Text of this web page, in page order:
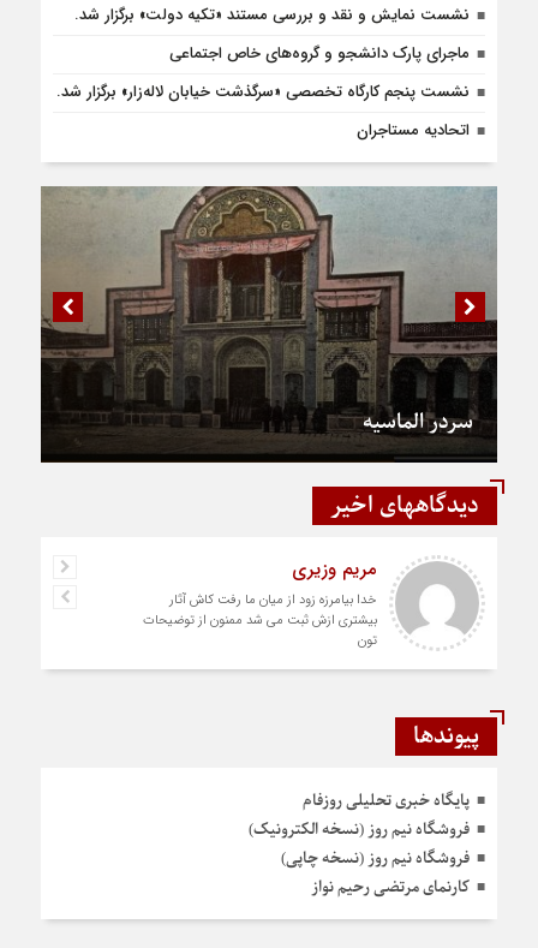
نشست نمایش و نقد و بررسی مستند «تکیه دولت» برگزار شد.
ماجرای پارک دانشجو و گروه‌های خاص اجتماعی
نشست پنجم کارگاه تخصصی «سرگذشت خیابان لاله‌زار» برگزار شد.
اتحادیه مستاجران
سردر الماسیه
دیدگاههای اخیر
مریم وزیری
خدا بیامرزه زود از میان ما رفت کاش آثار
بیشتری ازش ثبت می شد ممنون از توضیحات
تون
پیوندها
پایگاه خبری تحلیلی روزفام
فروشگاه نیم روز (نسخه الکترونیک)
فروشگاه نیم روز (نسخه چاپی)
کارنمای مرتضی رحیم نواز